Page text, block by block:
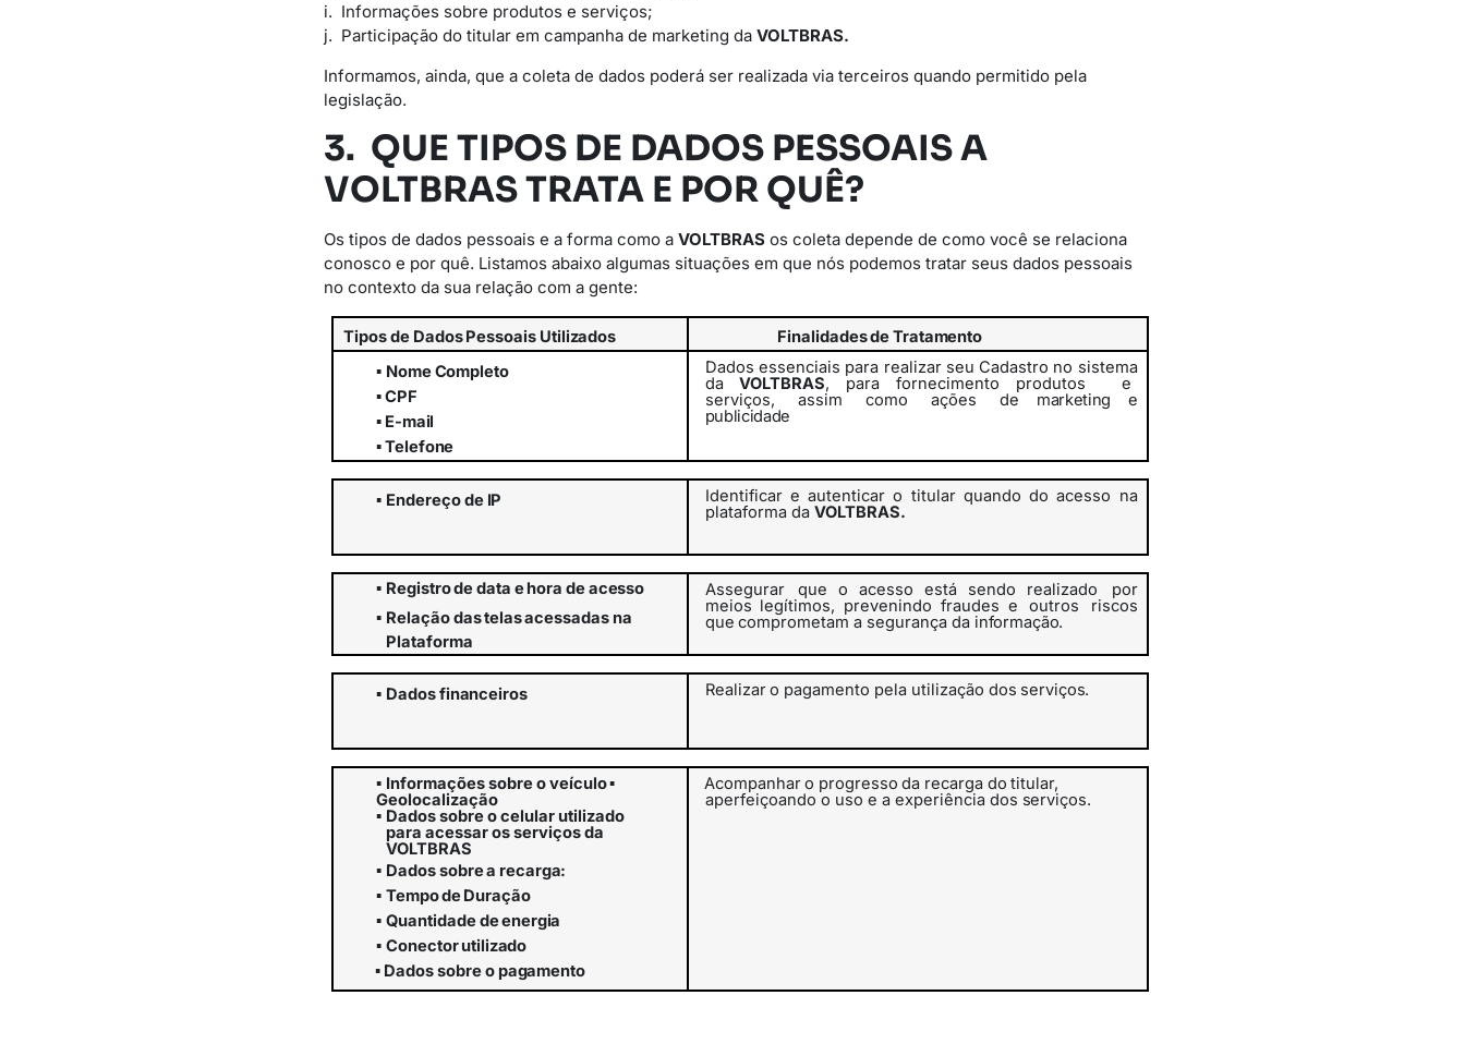
i. Informações sobre produtos e serviços;
j. Participação do titular em campanha de marketing da VOLTBRAS.
Informamos, ainda, que a coleta de dados poderá ser realizada via terceiros quando permitido pela
legislação.
3. QUE TIPOS DE DADOS PESSOAIS A
VOLTBRAS TRATA E POR QUÊ?
Os tipos de dados pessoais e a forma como a VOLTBRAS os coleta depende de como você se relaciona
conosco e por quê. Listamos abaixo algumas situações em que nós podemos tratar seus dados pessoais
no contexto da sua relação com a gente:
Tiposde DadosPessoais Utilizados FinalidadesdeTratamento
▪ NomeCompleto
▪CPF
▪ E-mail
▪Telefone
Dados essenciais para realizar seu Cadastro no sistema
daVOLTBRAS, para fornecimento produtos
e
serviços,
assim como ações
de marketing e
publicidade
▪ Endereçode IP Identificar e autenticar o titular quando do acesso na
plataforma da VOLTBRAS.
▪ Registrodedata ehora deacesso
▪ Relaçãodastelasacessadas na
Plataforma
Assegurar que o acesso está sendo realizado
por
meios legítimos, prevenindo fraudes e
outros
riscos
que comprometam a segurança da informação.
▪ Dadosfinanceiros Realizar o pagamento pela utilização dos serviços.
▪ Informações sobre o veículo▪
Geolocalização
▪ Dados sobre o celular utilizado
para acessar os serviços da
VOLTBRAS
▪ Dadossobrea recarga:
▪ TempodeDuração
▪ Quantidadedeenergia
▪ Conectorutilizado
▪ Dadossobreo pagamento
Acompanhar o progresso da recarga do titular,
aperfeiçoando o uso e a experiência dos serviços.